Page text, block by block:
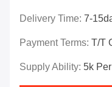
Delivery Time: 7-
Payment Terms: T/T
Supply Ability: 5k